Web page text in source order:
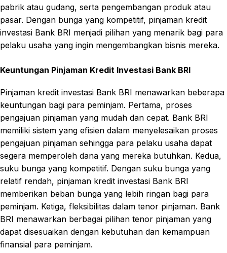
pabrik atau gudang, serta pengembangan produk atau
pasar. Dengan bunga yang kompetitif, pinjaman kredit
investasi Bank BRI menjadi pilihan yang menarik bagi para
pelaku usaha yang ingin mengembangkan bisnis mereka.
Keuntungan Pinjaman Kredit Investasi Bank BRI
Pinjaman kredit investasi Bank BRI menawarkan beberapa
keuntungan bagi para peminjam. Pertama, proses
pengajuan pinjaman yang mudah dan cepat. Bank BRI
memiliki sistem yang efisien dalam menyelesaikan proses
pengajuan pinjaman sehingga para pelaku usaha dapat
segera memperoleh dana yang mereka butuhkan. Kedua,
suku bunga yang kompetitif. Dengan suku bunga yang
relatif rendah, pinjaman kredit investasi Bank BRI
memberikan beban bunga yang lebih ringan bagi para
peminjam. Ketiga, fleksibilitas dalam tenor pinjaman. Bank
BRI menawarkan berbagai pilihan tenor pinjaman yang
dapat disesuaikan dengan kebutuhan dan kemampuan
finansial para peminjam.